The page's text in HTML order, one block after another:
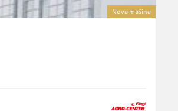
Nova mašina